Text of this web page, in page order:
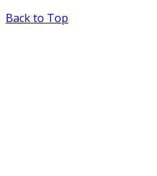
Back to Top